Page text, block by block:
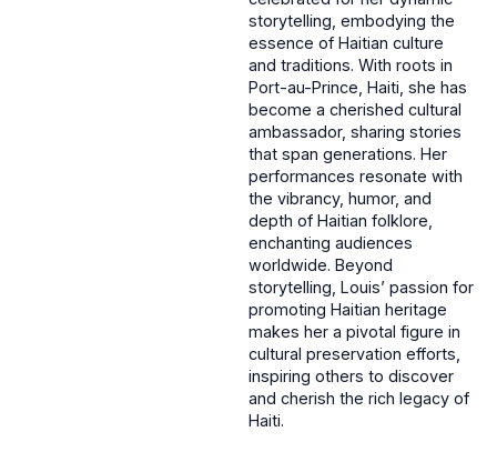
storytelling, embodying the
essence of Haitian culture
and traditions. With roots in
Port-au-Prince, Haiti, she has
become a cherished cultural
ambassador, sharing stories
that span generations. Her
performances resonate with
the vibrancy, humor, and
depth of Haitian folklore,
enchanting audiences
worldwide. Beyond
storytelling, Louis’ passion for
promoting Haitian heritage
makes her a pivotal figure in
cultural preservation efforts,
inspiring others to discover
and cherish the rich legacy of
Haiti.